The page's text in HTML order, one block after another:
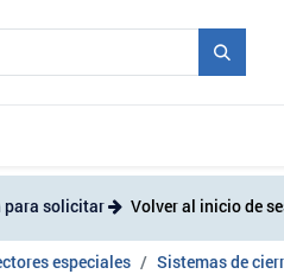
para solicitar Volver al inicio de
especiales Sistemas de